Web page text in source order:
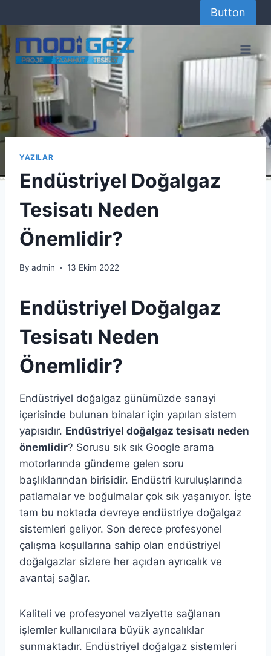
to
content
Button
YAZILAR
Endüstriyel Doğalgaz
Tesisatı Neden
Önemlidir?
By admin 13 Ekim 2022
Endüstriyel Doğalgaz
Tesisatı Neden
Önemlidir?
Endüstriyel doğalgaz günümüzde sanayi
içerisinde bulunan binalar için yapılan sistem
yapısıdır. Endüstriyel doğalgaz tesisatı neden
önemlidir? Sorusu sık sık Google arama
motorlarında gündeme gelen soru
başlıklarından birisidir. Endüstri kuruluşlarında
patlamalar ve boğulmalar çok sık yaşanıyor. İşte
tam bu noktada devreye endüstriye doğalgaz
sistemleri geliyor. Son derece profesyonel
çalışma koşullarına sahip olan endüstriyel
doğalgazlar sizlere her açıdan ayrıcalık ve
avantaj sağlar.
Kaliteli ve profesyonel vaziyette sağlanan
işlemler kullanıcılara büyük ayrıcalıklar
sunmaktadır. Endüstriyel doğalgaz sistemleri